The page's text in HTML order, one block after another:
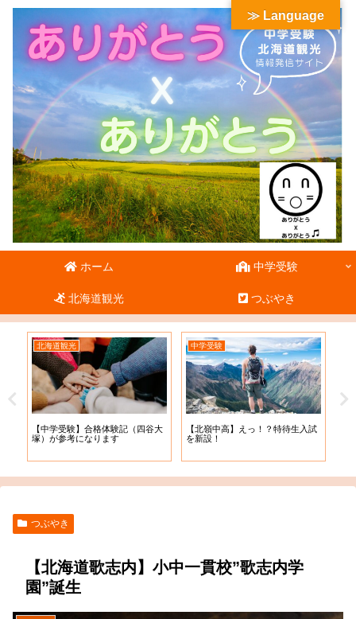
ホーム 中学受験
北海道観光 つぶやき
北海道観光
【中学受験】合格体験記（四谷大
塚）が参考になります
中学受験
【北嶺中高】えっ！？特待生入試
を新設！
つぶやき
【北海道歌志内】小中一貫校”歌志内学
園”誕生
≫ Language